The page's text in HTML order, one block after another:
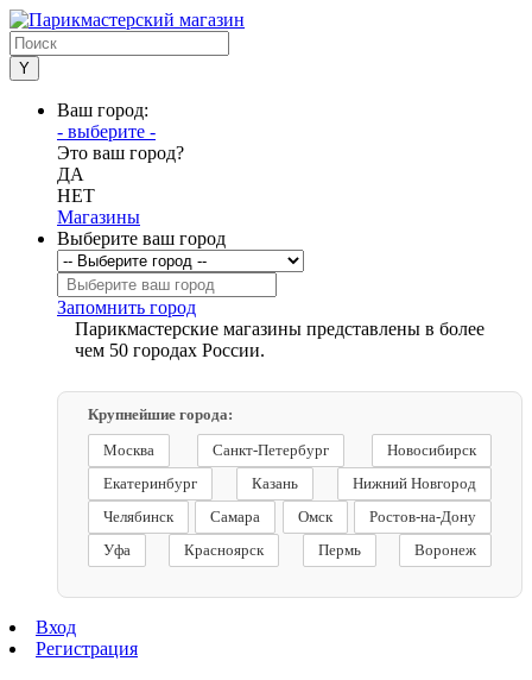
Ваш город:
- выберите -
Это ваш город?
ДА
НЕТ
Магазины
Выберите ваш город
Запомнить город
Парикмастерские магазины представлены в более
чем 50 городах России.
Крупнейшие города:
Москва
Санкт-Петербург
Новосибирск
Екатеринбург
Казань
Нижний Новгород
Челябинск
Самара Омск
Ростов-на-Дону
Уфа
Красноярск Пермь Воронеж
Вход
Регистрация